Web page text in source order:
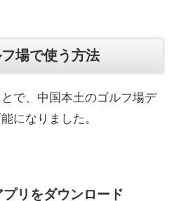
場で使う方法
で、中国本土のゴルフ場デ
になりました。
リをダウンロード